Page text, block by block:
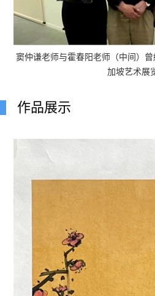
窦仲谦老师与霍春阳老师（中间）
加坡艺术展
作品展示